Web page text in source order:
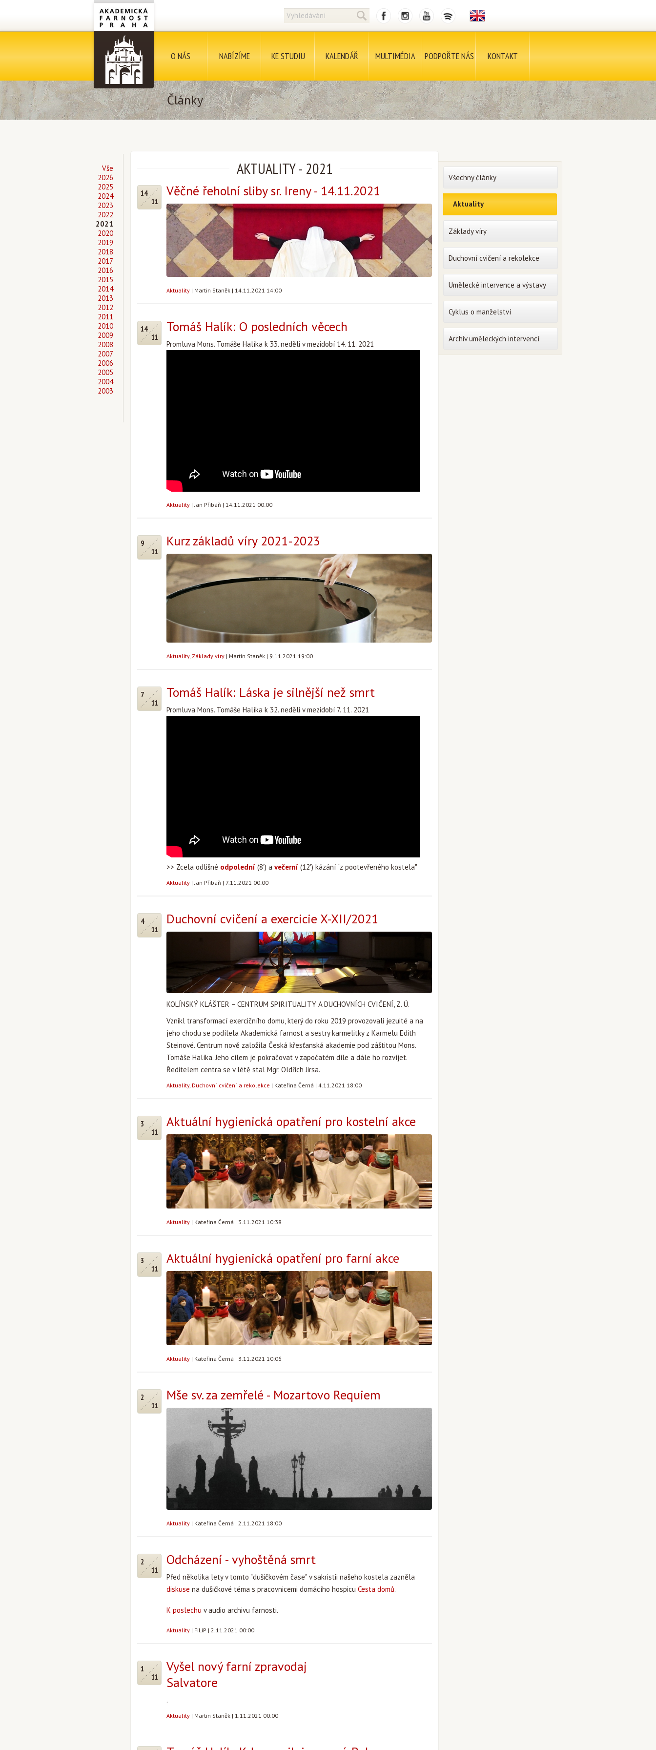
O NÁS NABÍZÍME KE STUDIU KALENDÁŘ MULTIMÉDIA PODPOŘTE NÁS KONTAKT
Články
Vše
2026
2025
2024
2023
2022
2021
2020
2019
2018
2017
2016
2015
2014
2013
2012
2011
2010
2009
2008
2007
2006
2005
2004
2003
AKTUALITY- 2021
14
11
Věčné řeholní sliby sr. Ireny - 14.11.2021
Aktuality | Martin Staněk | 14.11.2021 14:00
14
11
Tomáš Halík: O posledních věcech
Promluva Mons. Tomáše Halíka k 33. neděli v mezidobí 14. 11. 2021
Aktuality |Jan Přibáň | 14.11.2021 00:00
9
11
Kurz základů víry 2021-2023
Aktuality, Základy víry | Martin Staněk | 9.11.2021 19:00
7
11
Tomáš Halík: Láska je silnější než smrt
Promluva Mons. Tomáše Halíka k 32. neděli v mezidobí 7. 11. 2021
>> Zcela odlišné odpolední (8') a večerní (12') kázání "z pootevřeného kostela"
Aktuality |Jan Přibáň | 7.11.2021 00:00
4
11
Duchovní cvičení a exercicie X-XII/2021
KOLÍNSKÝ KLÁŠTER – CENTRUM SPIRITUALITY A DUCHOVNÍCH CVIČENÍ, Z. Ú.
Vznikl transformací exercičního domu, který do roku 2019 provozovali jezuité a na
jeho chodu se podílela Akademická farnost a sestry karmelitky z Karmelu Edith
Steinové. Centrum nově založila Česká křesťanská akademie pod záštitou Mons.
Tomáše Halíka. Jeho cílem je pokračovat v započatém díle a dále ho rozvíjet.
Ředitelem centra se v létě stal Mgr. Oldřich Jirsa.
Aktuality, Duchovní cvičení a rekolekce | Kateřina Černá | 4.11.2021 18:00
3
11
Aktuální hygienická opatření pro kostelní akce
Aktuality | Kateřina Černá | 3.11.2021 10:38
3
11
Aktuální hygienická opatření pro farní akce
Aktuality | Kateřina Černá | 3.11.2021 10:06
2
11
Mše sv. za zemřelé - Mozartovo Requiem
Aktuality | Kateřina Černá | 2.11.2021 18:00
2
11
Odcházení - vyhoštěná smrt
Před několika lety v tomto "dušičkovém čase" v sakristii našeho kostela zazněla
diskuse na dušičkové téma s pracovnicemi domácího hospicu Cesta domů.
K poslechu v audio archivu farnosti.
Aktuality | FiLiP | 2.11.2021 00:00
1
11
Vyšel nový farní zpravodaj
Salvatore
.
Aktuality | Martin Staněk | 1.11.2021 00:00
Všechny články
Aktuality
Základy víry
Duchovní cvičení a rekolekce
Umělecké intervence a výstavy
Cyklus o manželství
Archiv uměleckých intervencí